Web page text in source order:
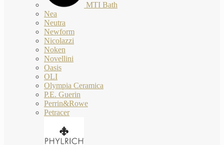
MTI Bath
Nea
Neutra
Newform
Nicolazzi
Noken
Novellini
Oasis
OLI
Olympia Ceramica
P.E. Guerin
Perrin&Rowe
Petracer